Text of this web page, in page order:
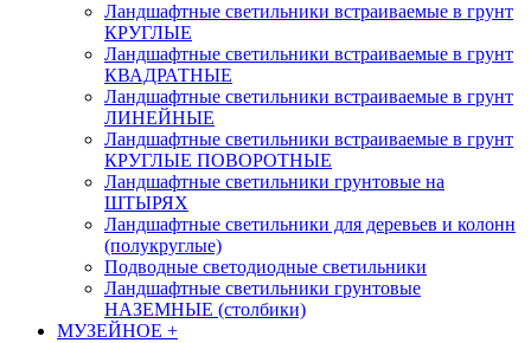
Ландшафтные светильники встраиваемые в грунт
КРУГЛЫЕ
Ландшафтные светильники встраиваемые в грунт
КВАДРАТНЫЕ
Ландшафтные светильники встраиваемые в грунт
ЛИНЕЙНЫЕ
Ландшафтные светильники встраиваемые в грунт
КРУГЛЫЕ ПОВОРОТНЫЕ
Ландшафтные светильники грунтовые на
ШТЫРЯХ
Ландшафтные светильники для деревьев и колонн
(полукруглые)
Подводные светодиодные светильники
Ландшафтные светильники грунтовые
НАЗЕМНЫЕ (столбики)
МУЗЕЙНОЕ +